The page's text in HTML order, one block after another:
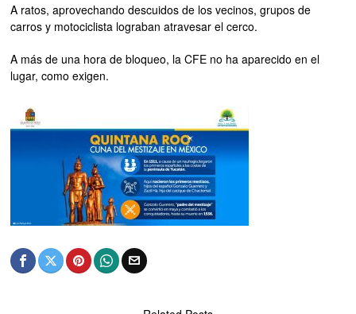
A ratos, aprovechando descuidos de los vecinos, grupos de
carros y motociclista lograban atravesar el cerco.
A más de una hora de bloqueo, la CFE no ha aparecido en el
lugar, como exigen.